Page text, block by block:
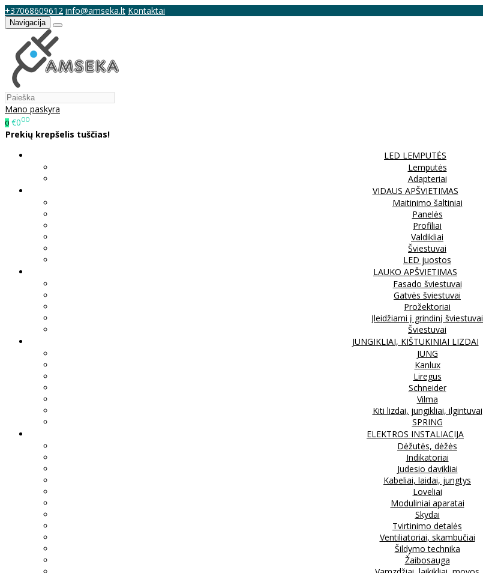
+37068609612 info@amseka.lt Kontaktai
Navigacija
Mano paskyra
0 €000
Prekių krepšelis tuščias!
LED LEMPUTĖS
Lemputės
Adapteriai
VIDAUS APŠVIETIMAS
Maitinimo šaltiniai
Panelės
Profiliai
Valdikliai
Šviestuvai
LED juostos
LAUKO APŠVIETIMAS
Fasado šviestuvai
Gatvės šviestuvai
Prožektoriai
Įleidžiami į grindinį šviestuvai
Šviestuvai
JUNGIKLIAI, KIŠTUKINIAI LIZDAI
JUNG
Kanlux
Liregus
Schneider
Vilma
Kiti lizdai, jungikliai, ilgintuvai
SPRING
ELEKTROS INSTALIACIJA
Dėžutės, dėžės
Indikatoriai
Judesio davikliai
Kabeliai, laidai, jungtys
Loveliai
Moduliniai aparatai
Skydai
Tvirtinimo detalės
Ventiliatoriai, skambučiai
Šildymo technika
Žaibosauga